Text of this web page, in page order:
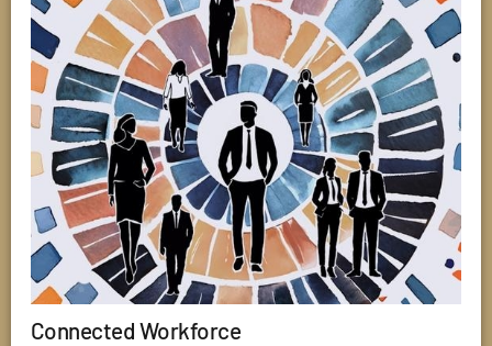
Connected Workforce